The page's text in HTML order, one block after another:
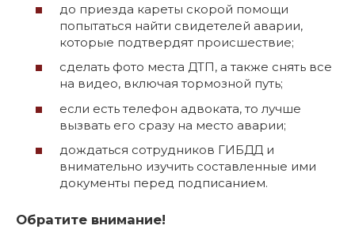
до приезда кареты скорой помощи
попытаться найти свидетелей аварии,
которые подтвердят происшествие;
сделать фото места ДТП, а также снять все
на видео, включая тормозной путь;
если есть телефон адвоката, то лучше
вызвать его сразу на место аварии;
дождаться сотрудников ГИБДД и
внимательно изучить составленные ими
документы перед подписанием.
Обратите внимание!